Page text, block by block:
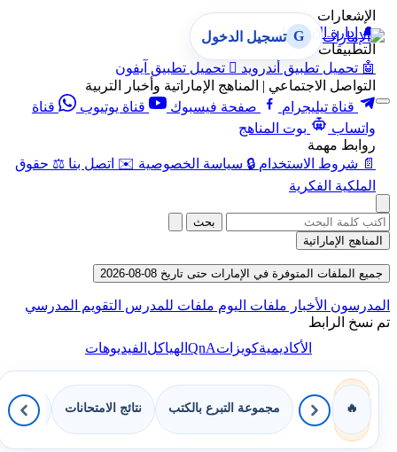
الإشعارات
🔔 إدارة الإشعارات
التطبيقات
🤖 تحميل تطبيق أندرويد  تحميل تطبيق آيفون
التواصل الاجتماعي | المناهج الإماراتية وأخبار التربية
قناة تيليجرام
صفحة فيسبوك قناة يوتيوب
قناة
واتساب
بوت المناهج
روابط مهمة
📄 شروط الاستخدام 🔒 سياسة الخصوصية ✉️ اتصل بنا ⚖️ حقوق
الملكية الفكرية
G تسجيل الدخول
بحث
المناهج الإماراتية
جميع الملفات المتوفرة في الإمارات حتى تاريخ 08-08-2026
المدرسون الأخبار ملفات اليوم ملفات للمدرس التقويم المدرسي
تم نسخ الرابط
الأكاديميةكويزاتQnAالهياكلالفيديوهات
🔥 مجموعة التبرع بالكتب نتائج الامتحانات